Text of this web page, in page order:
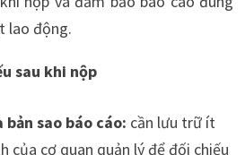
lao động.
sau khi nộp
bản sao báo cáo: cần lưu trữ ít
của cơ quan quản lý để đối chiếu